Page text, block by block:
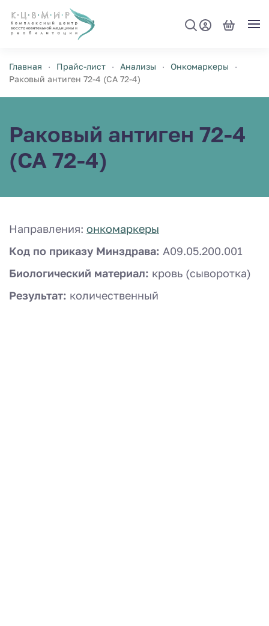
Перейти к содержимому
Главная Прайс-лист Анализы
Онкомаркеры
Раковый антиген 72-4 (CA 72-4)
Раковый антиген 72-4
(CA 72-4)
Направления: онкомаркеры
Код по приказу Минздрава: A09.05.200.001
Биологический материал: кровь (сыворотка)
Результат: количественный